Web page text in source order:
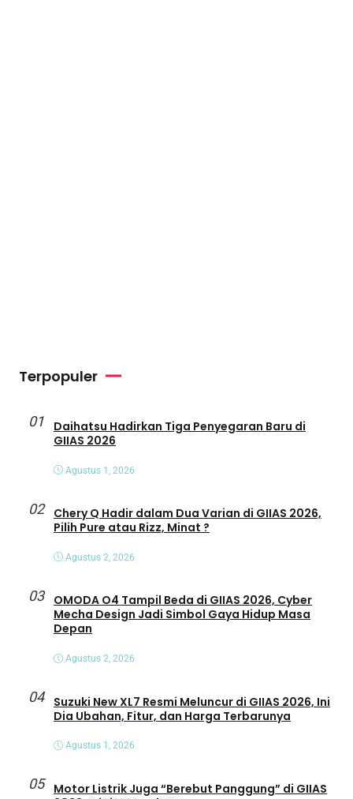
Terpopuler
01
Daihatsu Hadirkan Tiga Penyegaran Baru di
GIIAS 2026
Agustus 1, 2026
02
Chery Q Hadir dalam Dua Varian di GIIAS 2026,
Pilih Pure atau Rizz, Minat ?
Agustus 2, 2026
03
OMODA O4 Tampil Beda di GIIAS 2026, Cyber
Mecha Design Jadi Simbol Gaya Hidup Masa
Depan
Agustus 2, 2026
04
Suzuki New XL7 Resmi Meluncur di GIIAS 2026, Ini
Dia Ubahan, Fitur, dan Harga Terbarunya
Agustus 1, 2026
05
Motor Listrik Juga “Berebut Panggung” di GIIAS